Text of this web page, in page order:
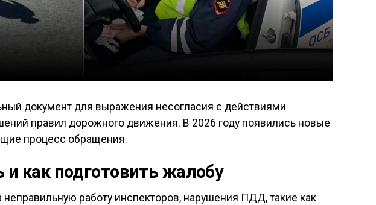
документ для выражения несогласия с действиями
правил дорожного движения. В 2026 году появились новые
процесс обращения.
как подготовить жалобу
неправильную работу инспекторов, нарушения ПДД, такие как